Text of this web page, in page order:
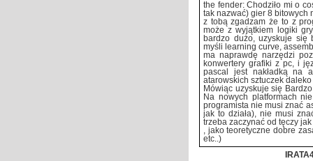
the fender: Chodziło mi o
tak nazwać) gier 8 bitowych
z tobą zgadzam że to z
może z wyjątkiem logiki
bardzo dużo, uzyskuje się
myśli learning curve,
ma naprawdę narzędzi
konwertery grafiki z pc, i
pascal jest nakładką na
atarowskich sztuczek
Mówiąc uzyskuje się
Na nowych platformach
programista nie musi znać
jak to działa), nie musi
trzeba zaczynać od tęczy
, jako teoretyczne dobre
etc..)